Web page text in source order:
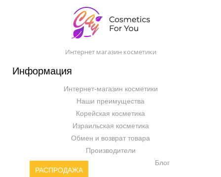
Интернет магазин косметики
Информация
Интернет-магазин косметики
Наши преимущества
Корейская косметика
Израильская косметика
Обмен и возврат товара
Производители
РАСПРОДАЖА
Блог